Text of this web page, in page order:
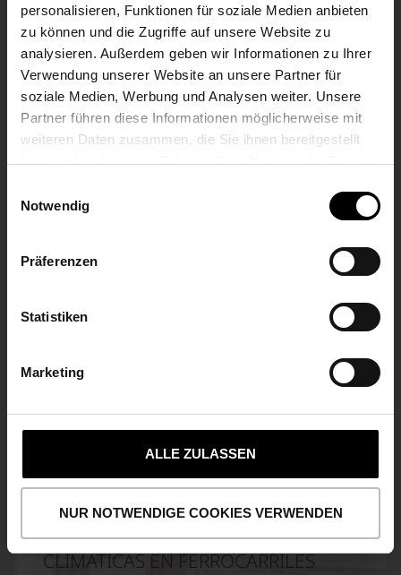
personalisieren, Funktionen für soziale Medien anbieten
zu können und die Zugriffe auf unsere Website zu
analysieren. Außerdem geben wir Informationen zu Ihrer
Verwendung unserer Website an unsere Partner für
soziale Medien, Werbung und Analysen weiter. Unsere
Partner führen diese Informationen möglicherweise mit
weiteren Daten zusammen, die Sie ihnen bereitgestellt
haben oder die sie im Rahmen Ihrer Nutzung der Dienste
Notwendig
Präferenzen
Statistiken
Marketing
ALLE ZULASSEN
NUR NOTWENDIGE COOKIES VERWENDEN
Mission Critical Communication (MCX) es una
moderna comunicación de banda ancha basada
en estándares a través de redes móviles 4G/5G
que permite servicios de voz, datos y vídeo
seguros y priorizados en tiempo real.
MODULAR POR DISEÑO
LABORATORIO DE PRUEBAS
PARA PRUEBAS RADIOELÉCTRICAS Y
CLIMÁTICAS EN FERROCARRILES